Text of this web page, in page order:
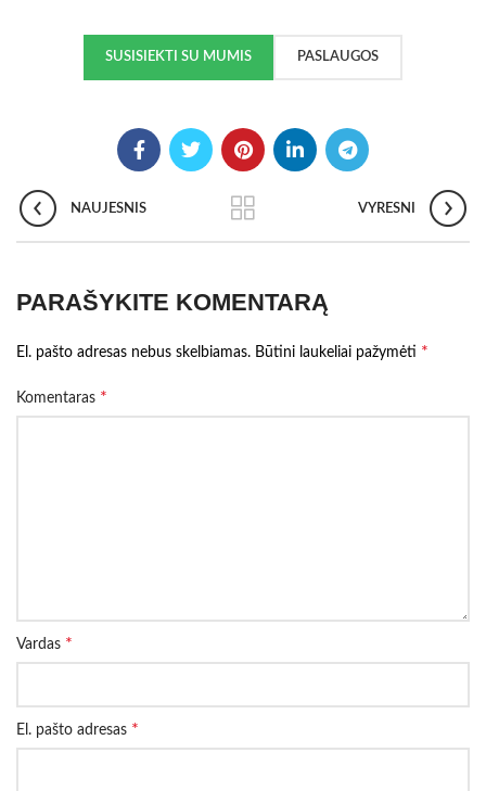
SUSISIEKTI SU MUMIS PASLAUGOS
NAUJESNIS VYRESNI
PARAŠYKITE KOMENTARĄ
El. pašto adresas nebus skelbiamas. Būtini laukeliai pažymėti *
Komentaras *
Vardas *
El. pašto adresas *